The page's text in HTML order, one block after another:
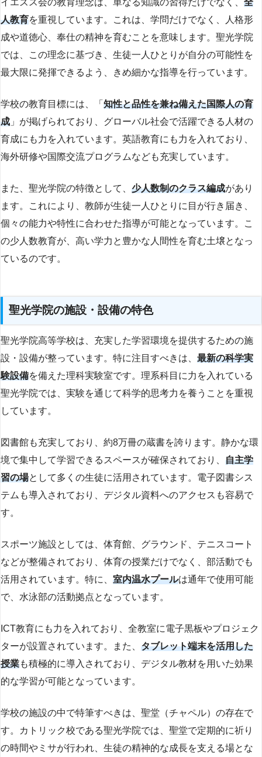
人教育を重視しています。これは、学問だけでなく、人格形
成や道徳心、奉仕の精神を育むことを意味します。聖光学院
では、この理念に基づき、生徒一人ひとりが自分の可能性を
最大限に発揮できるよう、きめ細かな指導を行っています。
学校の教育目標には、「 知性と品性を兼ね備えた国際人の育
成 」が掲げられており、グローバル社会で活躍できる人材の
育成にも力を入れています。英語教育にも力を入れており、
海外研修や国際交流プログラムなども充実しています。
また、聖光学院の特徴として、 少人数制のクラス編成があり
ます。これにより、教師が生徒一人ひとりに目が行き届き、
個々の能力や特性に合わせた指導が可能となっています。こ
の少人数教育が、高い学力と豊かな人間性を育む土壌となっ
ているのです。
聖光学院の施設・設備の特色
聖光学院高等学校は、充実した学習環境を提供するための施
設・設備が整っています。特に注目すべきは、 最新の科学実
験設備を備えた理科実験室です。理系科目に力を入れている
聖光学院では、実験を通じて科学的思考力を養うことを重視
しています。
図書館も充実しており、約8万冊の蔵書を誇ります。静かな環
境で集中して学習できるスペースが確保されており、 自主学
習の場として多くの生徒に活用されています。電子図書シス
テムも導入されており、デジタル資料へのアクセスも容易で
す。
スポーツ施設としては、体育館、グラウンド、テニスコート
などが整備されており、体育の授業だけでなく、部活動でも
活用されています。特に、 室内温水プールは通年で使用可能
で、水泳部の活動拠点となっています。
ICT教育にも力を入れており、全教室に電子黒板やプロジェク
ターが設置されています。また、 タブレット端末を活用した
授業も積極的に導入されており、デジタル教材を用いた効果
的な学習が可能となっています。
学校の施設の中で特筆すべきは、聖堂（チャペル）の存在で
す。カトリック校である聖光学院では、聖堂で定期的に祈り
の時間やミサが行われ、生徒の精神的な成長を支える場とな